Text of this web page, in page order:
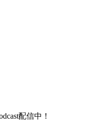
配信中！